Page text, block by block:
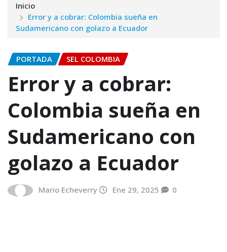
Inicio
Error y a cobrar: Colombia sueña en
Sudamericano con golazo a Ecuador
PORTADA SEL COLOMBIA
Error y a cobrar:
Colombia sueña en
Sudamericano con
golazo a Ecuador
Mario Echeverry Ene 29, 2025 0